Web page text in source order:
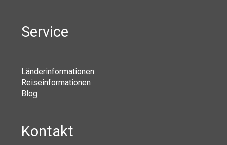
Service
Länderinformationen
Reiseinformationen
Blog
Kontakt